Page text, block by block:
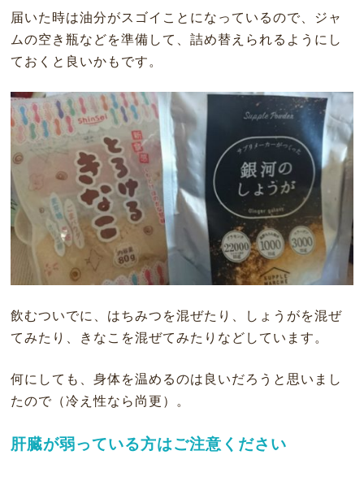
届いた時は油分がスゴイことになっているので、ジャ
ムの空き瓶などを準備して、詰め替えられるようにし
ておくと良いかもです。
飲むついでに、はちみつを混ぜたり、しょうがを混ぜ
てみたり、きなこを混ぜてみたりなどしています。
何にしても、身体を温めるのは良いだろうと思いまし
たので（冷え性なら尚更）。
肝臓が弱っている方はご注意ください